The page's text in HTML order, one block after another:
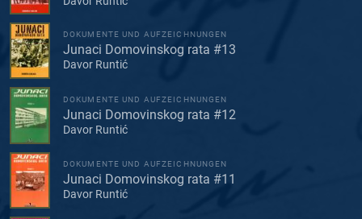
DOKUMENTE UND AUFZEICHNUNGEN
Junaci Domovinskog rata #13
Davor Runtić
DOKUMENTE UND AUFZEICHNUNGEN
Junaci Domovinskog rata #12
Davor Runtić
DOKUMENTE UND AUFZEICHNUNGEN
Junaci Domovinskog rata #11
Davor Runtić